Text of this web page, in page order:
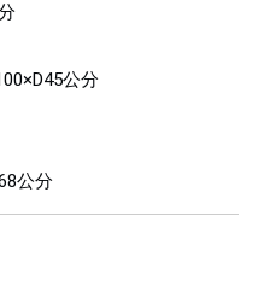
公分
公分